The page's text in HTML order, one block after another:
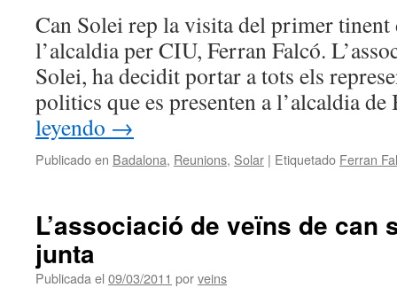
Can Solei rep la visita del primer tinent
l’alcaldia per CIU, Ferran Falcó.
Solei, ha decidit portar a tots els
politics que es presenten a l’alcaldia
leyendo →
Publicado en Badalona, Reunions, Solar | Etiquetado Ferran
L’associació de veïns de can
junta
Publicada el 09/03/2011 porveins